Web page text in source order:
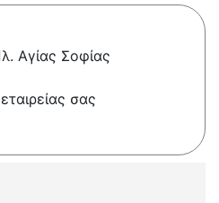
Αγίας Σοφίας
σας